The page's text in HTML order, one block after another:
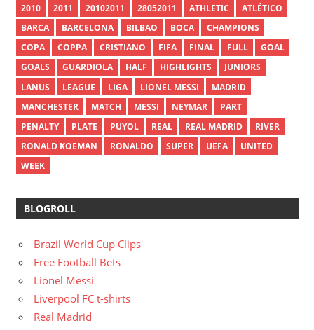
2010 2011 20102011 28052011 ATHLETIC
ATLÉTICO
BARCA
BARCELONA BILBAO BOCA
CHAMPIONS
COPA
COPPA CRISTIANO FIFA FINAL FULL
GOAL
GOALS
GUARDIOLA HALF HIGHLIGHTS
JUNIORS
LANUS
LEAGUE LIGA LIONEL MESSI
MADRID
MANCHESTER
MATCH MESSI NEYMAR
PART
PENALTY
PLATE PUYOL REAL REAL MADRID
RIVER
RONALD KOEMAN
RONALDO SUPER UEFA
UNITED
WEEK
BLOGROLL
Brazil World Cup Clips
Free Football Bets
Lionel Messi
Liverpool FC t-shirts
Real Madrid